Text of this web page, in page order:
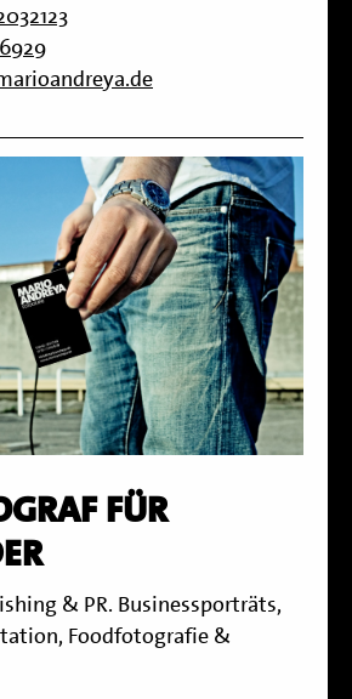
FÜR
& PR. Businessporträts,
Foodfotografie &